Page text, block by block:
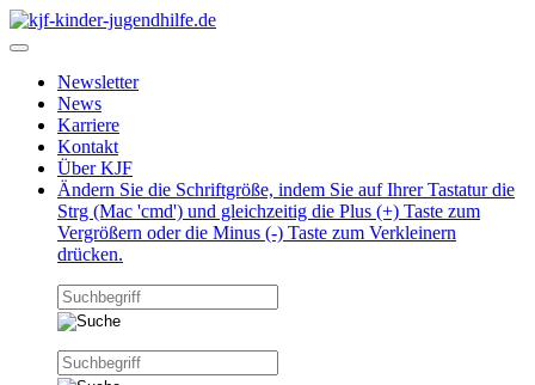
Newsletter
News
Karriere
Kontakt
Über KJF
Ändern Sie die Schriftgröße, indem Sie auf Ihrer Tastatur die
Strg (Mac 'cmd') und gleichzeitig die Plus (+) Taste zum
Vergrößern oder die Minus (-) Taste zum Verkleinern
drücken.